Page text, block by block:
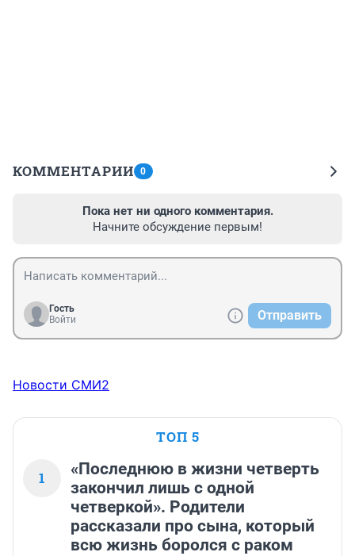
КОММЕНТАРИИ 0
Пока нет ни одного комментария.
Начните обсуждение первым!
Гость
Войти
Отправить
Новости СМИ2
ТОП 5
1
«Последнюю в жизни четверть
закончил лишь с одной
четверкой». Родители
рассказали про сына, который
всю жизнь боролся с раком